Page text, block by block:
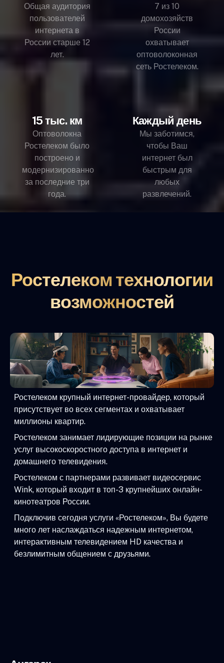
Общая аудитория
пользователей
интернета в
России старше 12
лет.
7 из 10
домохозяйств
России
охватывает
оптоволоконная
сеть Ростелеком.
15 тыс. км
Оптоволокна
Ростелеком было
построено и
модернизированно
за последние три
года.
Каждый день
Мы заботимся,
чтобы Ваш
интернет был
быстрым для
любых
развлечений.
Ростелеком технологии
возможностей
Ростелеком крупный интернет-провайдер, который
присутствует во всех сегментах и охватывает
миллионы квартир.
Ростелеком занимает лидирующие позиции на рынке
услуг высокоскоростного доступа в интернет и
домашнего телевидения.
Ростелеком с партнерами развивает видеосервис
Wink, который входит в топ-3 крупнейших онлайн-
кинотеатров России.
Подключив сегодня услуги «Ростелеком», Вы будете
много лет наслаждаться надежным интернетом,
интерактивным телевидением HD качества и
безлимитным общением с друзьями.